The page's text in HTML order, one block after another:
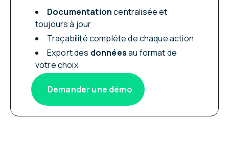
Documentationcentralisée et
toujours à jour
Traçabilité complète de chaque action
Export des donnéesau format de
votre choix
Demander une démo